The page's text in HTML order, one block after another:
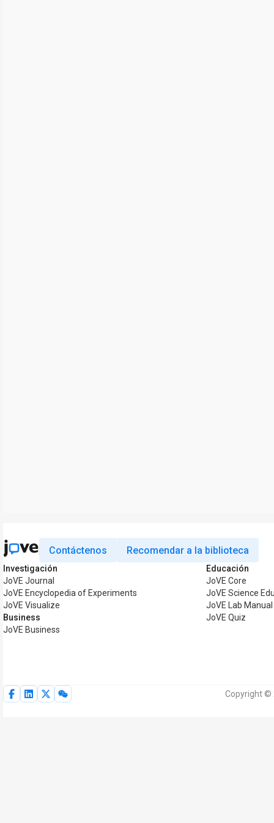
Contáctenos Recomendar a la biblioteca
Investigación
JoVE Journal
JoVE Encyclopedia of Experiments
JoVE Visualize
Business
JoVE Business
Educación
JoVE Core
JoVE Science
JoVE Lab Manual
JoVE Quiz
Copyright ©